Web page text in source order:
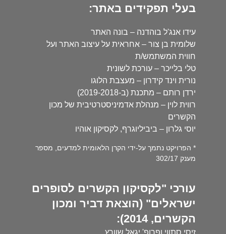
בעלי תפקידים באתר:
עידו אנג'ל בוהדנה – בונה האתר
שלומית בן צור – אחראית על עיצוב האתר ועל
חווית המשתמש/ת
טלי בלייכר – עורכת לשונית
נורית וינד קידרון – מעצבת הלוגו
ירדן רותם – מתכנת (ב-2019-2018)
רווית לוין – מנהלת אדמיניסטרטיבית של מכון
הקשרים
יוסי גלרון – ביביליוגרף, לקסיקון אוהיו
* הפרויקט נתמך על-ידי הקרן הלאומית למדעים, מספר
מענק 302/17
עורכי "לקסיקון הקשרים לסופרים
ישראלים" (הוצאת דביר ומכון
הקשרים, 2014):